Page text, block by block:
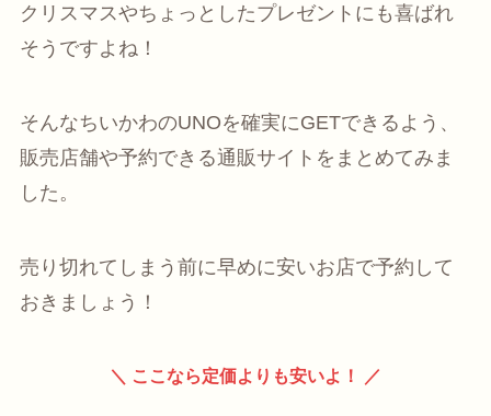
クリスマスやちょっとしたプレゼントにも喜ばれ
そうですよね！
そんなちいかわのUNOを確実にGETできるよう、
販売店舗や予約できる通販サイトをまとめてみま
した。
売り切れてしまう前に早めに安いお店で予約して
おきましょう！
＼ ここなら定価よりも安いよ！ ／